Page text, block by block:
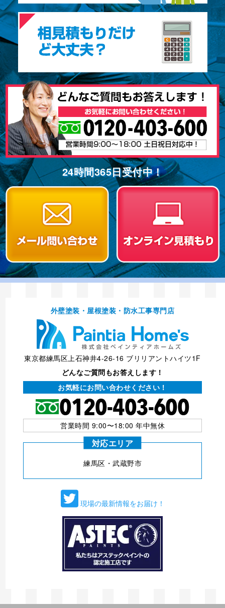
24時間365⽇受付中！
外壁塗装・屋根塗装・防⽔⼯事専⾨店
東京都練馬区上石神井4-26-16 ブリリアントハイツ1F
どんなご質問もお答えします！
お気軽にお問い合わせください！
営業時間 9:00〜18:00 年中無休
対応エリア
練⾺区・武蔵野市
現場の最新情報をお届け！